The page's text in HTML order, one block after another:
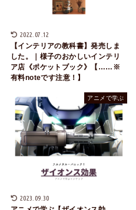
2022.07.12
【インテリアの教科書】発売しま
した。｜様子のおかしいインテリ
ア店《ポケットブック》【……※
有料noteです注意！】
アニメで学ぶ
2023.09.30